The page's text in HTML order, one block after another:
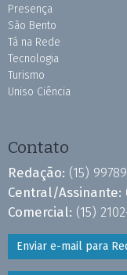
Presença
São Bento
Tá na Rede
Tecnologia
Turismo
Uniso Ciência
Contato
Redação: (15)
Central/Assinante:
Comercial: (15)
Enviar e-mail para